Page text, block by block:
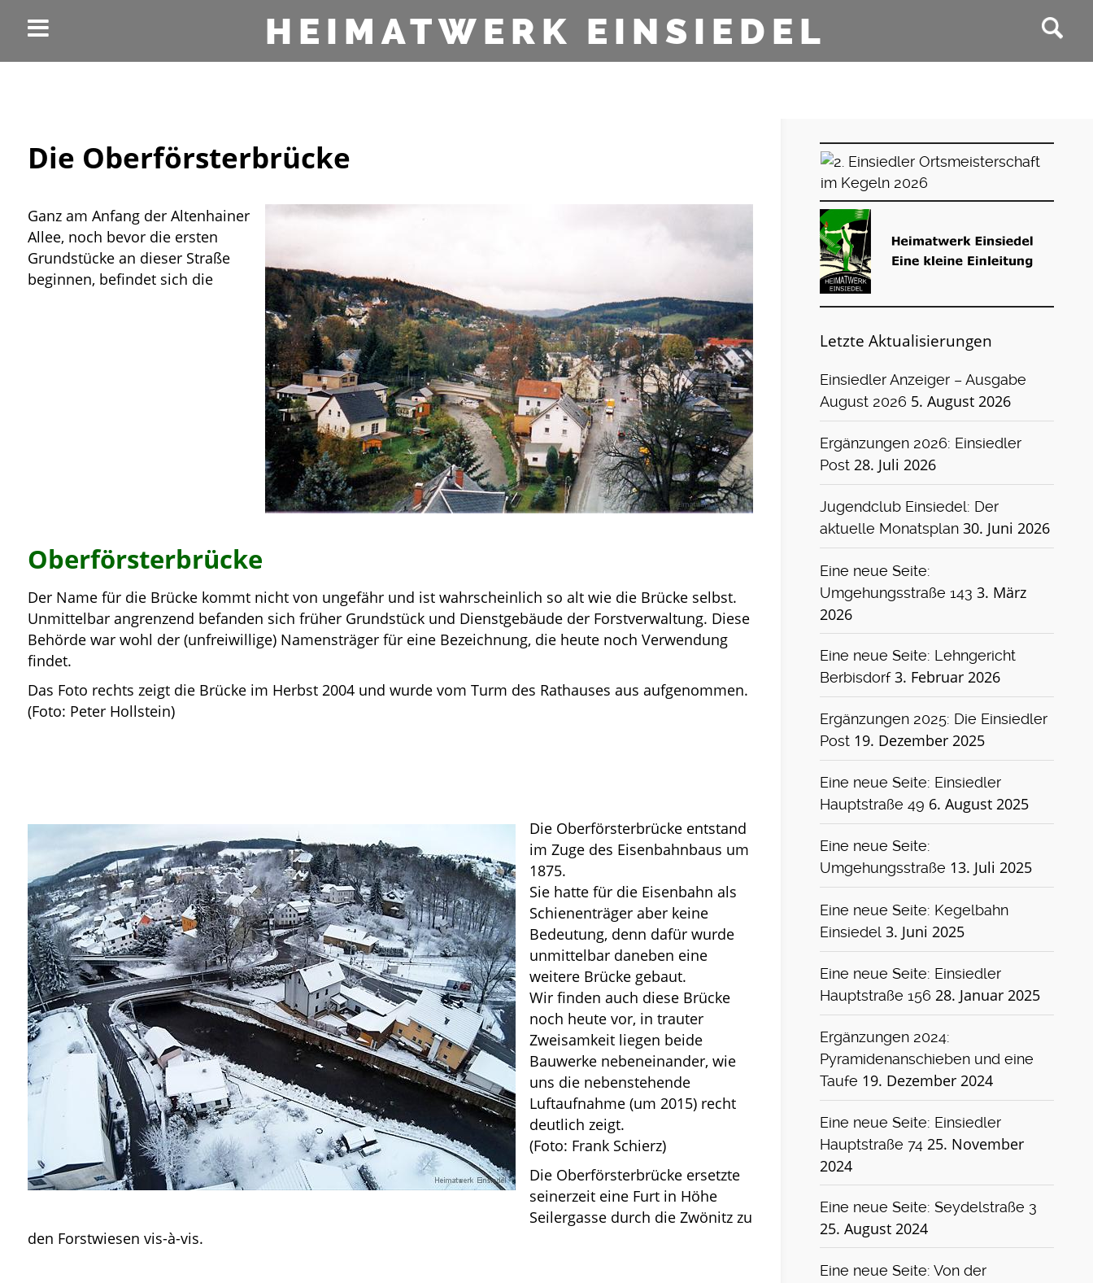
HEIMATWERK EINSIEDEL
Die Oberförsterbrücke
Ganz am Anfang der Altenhainer
Allee, noch bevor die ersten
Grundstücke an dieser Straße
beginnen, befindet sich die
Oberförsterbrücke
Der Name für die Brücke kommt nicht von ungefähr und ist wahrscheinlich so alt wie die Brücke selbst.
Unmittelbar angrenzend befanden sich früher Grundstück und Dienstgebäude der Forstverwaltung. Diese
Behörde war wohl der (unfreiwillige) Namensträger für eine Bezeichnung, die heute noch Verwendung
findet.
Das Foto rechts zeigt die Brücke im Herbst 2004 und wurde vom Turm des Rathauses aus aufgenommen.
(Foto: Peter Hollstein)
Die Oberförsterbrücke entstand
im Zuge des Eisenbahnbaus um
1875.
Sie hatte für die Eisenbahn als
Schienenträger aber keine
Bedeutung, denn dafür wurde
unmittelbar daneben eine
weitere Brücke gebaut.
Wir finden auch diese Brücke
noch heute vor, in trauter
Zweisamkeit liegen beide
Bauwerke nebeneinander, wie
uns die nebenstehende
Luftaufnahme (um 2015) recht
deutlich zeigt.
(Foto: Frank Schierz)
Die Oberförsterbrücke ersetzte
seinerzeit eine Furt in Höhe
Seilergasse durch die Zwönitz zu
den Forstwiesen vis-à-vis.
Letzte Aktualisierungen
Einsiedler Anzeiger – Ausgabe
August 2026 5. August 2026
Ergänzungen 2026: Einsiedler
Post 28. Juli 2026
Jugendclub Einsiedel: Der
aktuelle Monatsplan 30. Juni 2026
Eine neue Seite:
Umgehungsstraße 143 3. März
2026
Eine neue Seite: Lehngericht
Berbisdorf 3. Februar 2026
Ergänzungen 2025: Die Einsiedler
Post 19. Dezember 2025
Eine neue Seite: Einsiedler
Hauptstraße 49 6. August 2025
Eine neue Seite:
Umgehungsstraße 13. Juli 2025
Eine neue Seite: Kegelbahn
Einsiedel 3. Juni 2025
Eine neue Seite: Einsiedler
Hauptstraße 156 28. Januar 2025
Ergänzungen 2024:
Pyramidenanschieben und eine
Taufe 19. Dezember 2024
Eine neue Seite: Einsiedler
Hauptstraße 74 25. November
2024
Eine neue Seite: Seydelstraße 3
25. August 2024
Eine neue Seite: Von der